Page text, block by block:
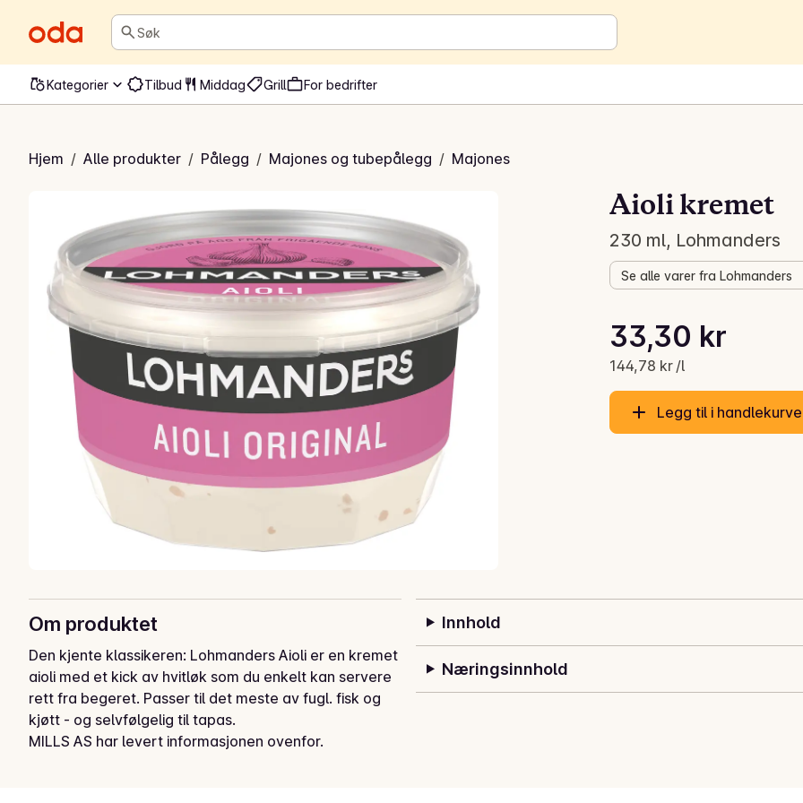
Søk
Kategorier Tilbud Middag Grill For bedrifter
Hjem / Alle produkter / Pålegg / Majones og tubepålegg / Majones
kremet
Aioli kremet
230 ml, Lohmanders
Se alle varer fra Lohmanders
Gjeldende pris er: 33,30 kr
33,30 kr
144,78 kr /l
Stykkpris: 144,78 kr /l
Legg til i
Om produktet
Den kjente klassikeren: Lohmanders Aioli er en kremet
aioli med et kick av hvitløk som du enkelt kan servere
rett fra begeret. Passer til det meste av fugl. fisk og
kjøtt - og selvfølgelig til tapas.
MILLS AS har levert informasjonen ovenfor.
Innhold
Næringsinnhold